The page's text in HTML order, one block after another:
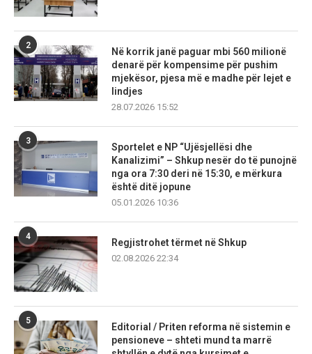
2
Në korrik janë paguar mbi 560 milionë
denarë për kompensime për pushim
mjekësor, pjesa më e madhe për lejet e
lindjes
28.07.2026 15:52
3
Sportelet e NP “Ujësjellësi dhe
Kanalizimi” – Shkup nesër do të punojnë
nga ora 7:30 deri në 15:30, e mërkura
është ditë jopune
05.01.2026 10:36
4
Regjistrohet tërmet në Shkup
02.08.2026 22:34
5
Editorial / Priten reforma në sistemin e
pensioneve – shteti mund ta marrë